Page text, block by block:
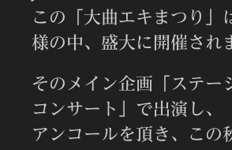
この「大曲エキまつり」
様の中、盛大に開催され
そのメイン企画「ステー
コンサート」で出演し、
アンコールを頂き、こ